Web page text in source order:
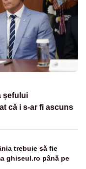
șefului
că i s-ar fi ascuns
trebuie să fie
ghiseul.ro până pe